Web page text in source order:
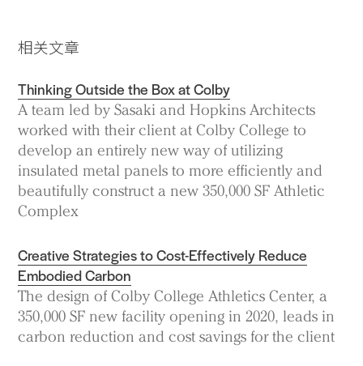
相关文章
Thinking Outside the Box at Colby
A team led by Sasaki and Hopkins Architects
worked with their client at Colby College to
develop an entirely new way of utilizing
insulated metal panels to more efficiently and
beautifully construct a new 350,000 SF Athletic
Complex
Creative Strategies to Cost-Effectively Reduce
Embodied Carbon
The design of Colby College Athletics Center, a
350,000 SF new facility opening in 2020, leads in
carbon reduction and cost savings for the client